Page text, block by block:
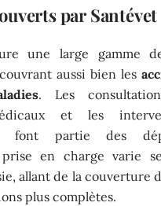
par Santévet
une large gamme
aussi bien les
. Les
et les
font partie des
en charge varie
allant de la couverture
plus complètes.